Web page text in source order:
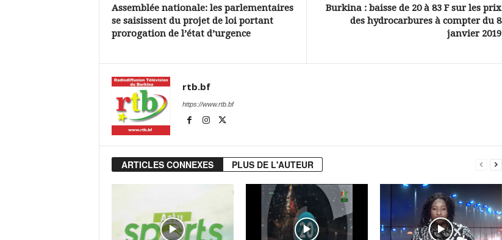
Assemblée nationale: les parlementaires
se saisissent du projet de loi portant
prorogation de l’état d’urgence
Burkina : baisse de 20 à 83 F sur les prix
des hydrocarbures à compter du 8
janvier 2019
rtb.bf
https://www.rtb.bf
ARTICLES CONNEXES PLUS DE L'AUTEUR